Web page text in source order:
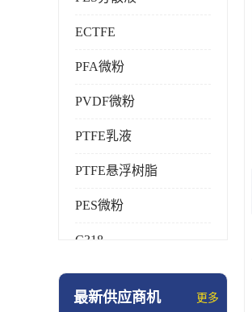
ECTFE
PFA微粉
PVDF微粉
PTFE乳液
PTFE悬浮树脂
PES微粉
C318
HFP
最新供应商机 更多